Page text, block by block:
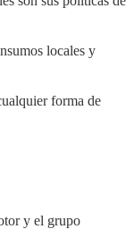
locales y
forma de
y el grupo